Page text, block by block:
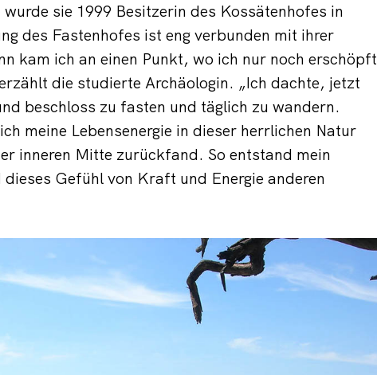
sie 1999 Besitzerin des Kossätenhofes in
des Fastenhofes ist eng verbunden mit ihrer
kam ich an einen Punkt, wo ich nur noch erschöpft
die studierte Archäologin. „Ich dachte, jetzt
beschloss zu fasten und täglich zu wandern.
meine Lebensenergie in dieser herrlichen Natur
inneren Mitte zurückfand. So entstand mein
Gefühl von Kraft und Energie anderen